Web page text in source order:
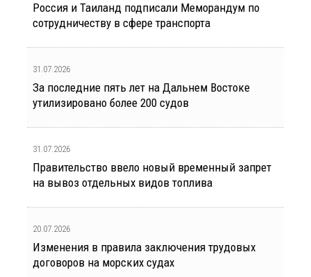
Россия и Таиланд подписали Меморандум по
сотрудничеству в сфере транспорта
31.07.2026
За последние пять лет на Дальнем Востоке
утилизировано более 200 судов
31.07.2026
Правительство ввело новый временный запрет
на вывоз отдельных видов топлива
20.07.2026
Изменения в правила заключения трудовых
договоров на морских судах